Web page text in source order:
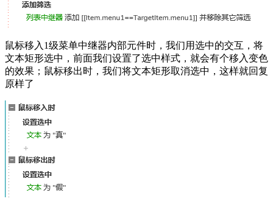
鼠标移入1级菜单中继器内部元件时，我们用选中的交互，将
文本矩形选中，前面我们设置了选中样式，就会有个移入变色
的效果；鼠标移出时，我们将文本矩形取消选中，这样就回复
原样了